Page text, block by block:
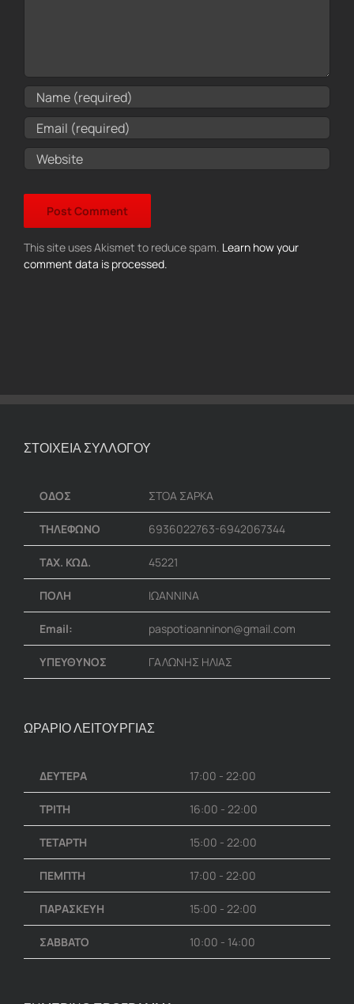
This site uses Akismet to reduce spam. Learn how your
comment data is processed.
ΣΤΟΙΧΕΙΑ ΣΥΛΛΟΓΟΥ
ΟΔΟΣ ΣΤΟΑ ΣΑΡΚΑ
ΤΗΛΕΦΩΝΟ 6936022763-6942067344
ΤΑΧ. ΚΩΔ. 45221
ΠΟΛΗ ΙΩΑΝΝΙΝΑ
Email: paspotioanninon@gmail.com
ΥΠΕΥΘΥΝΟΣ ΓΑΛΩΝΗΣ ΗΛΙΑΣ
ΩΡΑΡΙΟ ΛΕΙΤΟΥΡΓΙΑΣ
ΔΕΥΤΕΡΑ 17:00 - 22:00
ΤΡΙΤΗ 16:00 - 22:00
ΤΕΤΑΡΤΗ 15:00 - 22:00
ΠΕΜΠΤΗ 17:00 - 22:00
ΠΑΡΑΣΚΕΥΗ 15:00 - 22:00
ΣΑΒΒΑΤΟ 10:00 - 14:00